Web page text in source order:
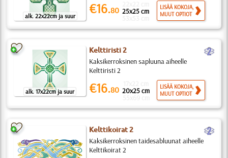
alk. 22x22cm ja suur €16.80 25x25 cm
LISÄÄ KOKOJA,
MUUT OPTIOT
alk. 17x22cm ja suur
Kelttiristi 2 b
Kaksikerroksinen sapluuna aiheelle
Kelttiristi 2
€16.80 20x25 cm
LISÄÄ KOKOJA,
MUUT OPTIOT
Kelttikoirat 2 b
Kaksikerroksinen taidesabluunat aiheelle
Kelttikoirat 2